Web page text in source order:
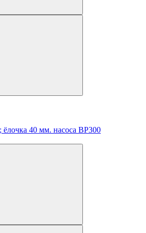
40 мм. насоса BP300